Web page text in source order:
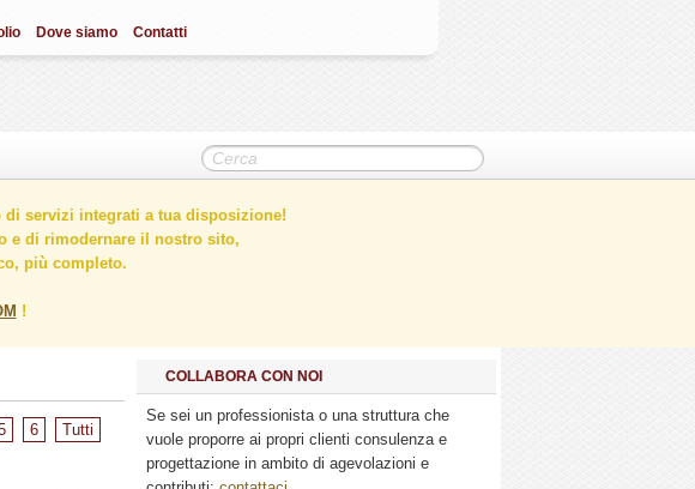
Dove siamo Contatti
di servizi integrati a tua disposizione!
e di rimodernare il nostro sito,
più completo.
!
6 Tutti
COLLABORA CON NOI
Se sei un professionista o una struttura che
vuole proporre ai propri clienti consulenza e
progettazione in ambito di agevolazioni e